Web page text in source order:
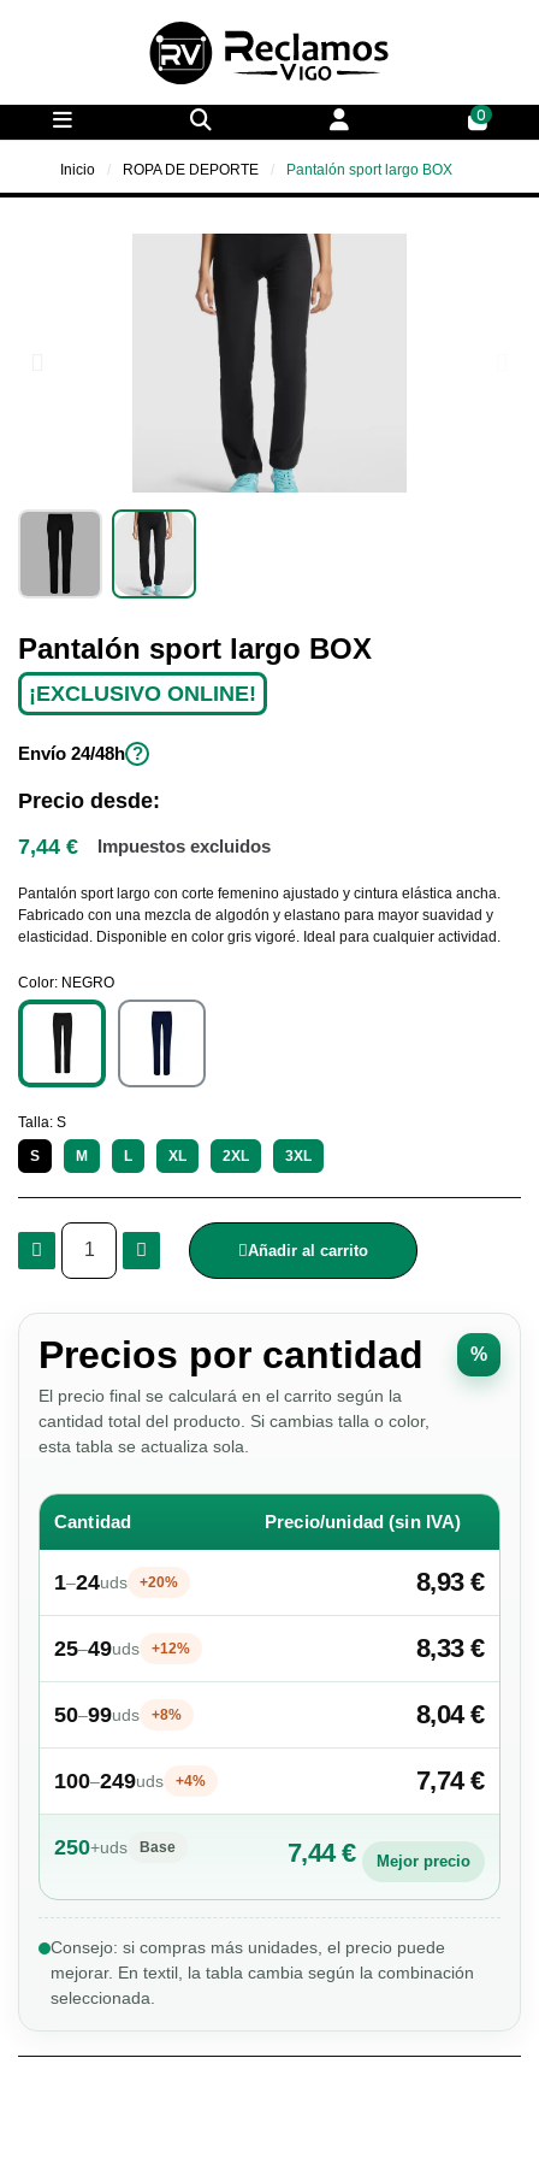
0
Inicio ROPA DE DEPORTE Pantalón sport largo BOX
Pantalón sport largo BOX
¡EXCLUSIVO ONLINE!
Envío 24/48h ?
Precio desde:
7,44 €
Impuestos excluidos
Pantalón sport largo con corte femenino ajustado y cintura elástica ancha.
Fabricado con una mezcla de algodón y elastano para mayor suavidad y
elasticidad. Disponible en color gris vigoré. Ideal para cualquier actividad.
Color NEGRO
Talla S
S
M L XL 2XL 3XL
Añadir al carrito
Precios por cantidad
El precio final se calculará en el carrito según la
cantidad total del producto. Si cambias talla o color,
esta tabla se actualiza sola.
%
Cantidad Precio/unidad (sin IVA)
1–24uds +20% 8,93 €
25–49uds +12% 8,33 €
50–99uds +8% 8,04 €
100–249uds +4% 7,74 €
250+uds Base 7,44 € Mejor precio
Consejo: si compras más unidades, el precio puede
mejorar. En textil, la tabla cambia según la combinación
seleccionada.